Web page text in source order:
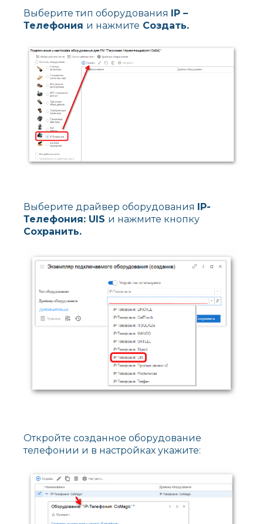
Выберите тип оборудования
IP –
Телефония и нажмите Создать.
Выберите драйвер оборудования
IP-
Телефония: UIS и нажмите кнопку
Сохранить.
Откройте созданное оборудование
телефонии и в настройках укажите: